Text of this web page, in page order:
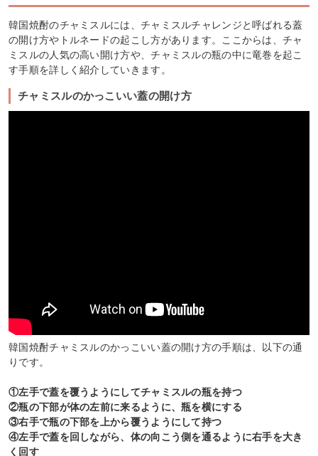
韓国焼酎のチャミスルには、チャミスルチャレンジと呼ばれる蓋
の開け方やトルネードの起こし方があります。ここからは、チャ
ミスルの人気の高い開け方や、チャミスルの瓶の中に竜巻を起こ
す手順を詳しく紹介していきます。
チャミスルのかっこいい蓋の開け方
韓国焼酎チャミスルのかっこいい蓋の開け方の手順は、以下の通
りです。
①左手で蓋を覆うようにしてチャミスルの瓶を持つ
②瓶の下部が体の左前に来るように、瓶を横にする
③右手で瓶の下部を上から覆うようにして持つ
④左手で蓋を回しながら、体の向こう側を通るように右手を大き
く回す